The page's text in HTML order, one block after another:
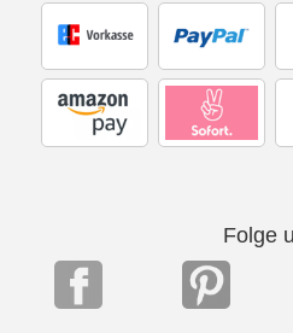
Folge